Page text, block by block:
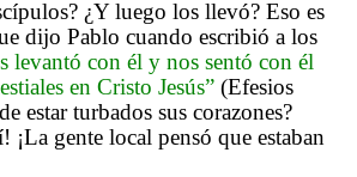
¿Y luego los llevó? Eso es
dijo Pablo cuando escribió a los
levantó con él y nos sentó con él
en Cristo Jesús” (Efesios
estar turbados sus corazones?
¡La gente local pensó que estaban